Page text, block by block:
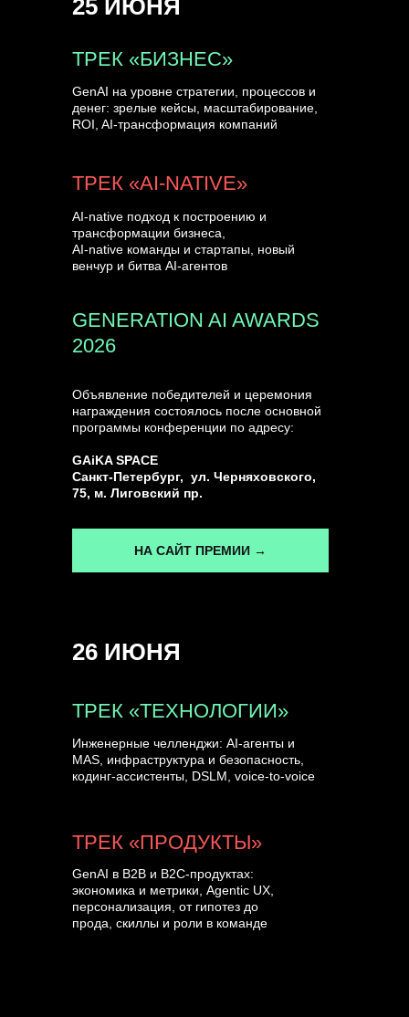
Объявление победителей и церемония
награждения состоялось после основной
программы конференции по адресу:
GAiKA SPACE
Санкт-Петербург, ул. Черняховского,
75, м. Лиговский пр.
ТРЕК «БИЗНЕС»
GENERATION AI AWARDS
2026
GenAI на уровне стратегии, процессов и
денег: зрелые кейсы, масштабирование,
ROI, AI-трансформация компаний
AI-native подход к построению и
трансформации бизнеса,
AI-native команды и стартапы, новый
венчур и битва AI-агентов
ТРЕК «AI-NATIVE»
25 ИЮНЯ
26 ИЮНЯ
ТРЕК «ПРОДУКТЫ»
GenAI в B2B и B2C-продуктах:
экономика и метрики, Agentic UX,
персонализация, от гипотез до
прода, скиллы и роли в команде
Инженерные челленджи: AI-агенты и
MAS, инфраструктура и безопасность,
кодинг-ассистенты, DSLM, voice-to-voice
ТРЕК «ТЕХНОЛОГИИ»
НА САЙТ ПРЕМИИ →
УЗНАТЬ БОЛЬШЕ
ГЕНЕРАЛЬНЫЙ ИНФОПАРТНЕР
CONVERSATIONS